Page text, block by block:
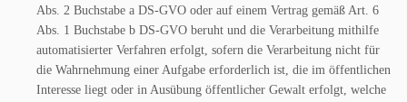
Abs. 2 Buchstabe a DS-GVO oder auf einem Vertrag gemäß Art. 6
Abs. 1 Buchstabe b DS-GVO beruht und die Verarbeitung mithilfe
automatisierter Verfahren erfolgt, sofern die Verarbeitung nicht für
die Wahrnehmung einer Aufgabe erforderlich ist, die im öffentlichen
Interesse liegt oder in Ausübung öffentlicher Gewalt erfolgt, welche